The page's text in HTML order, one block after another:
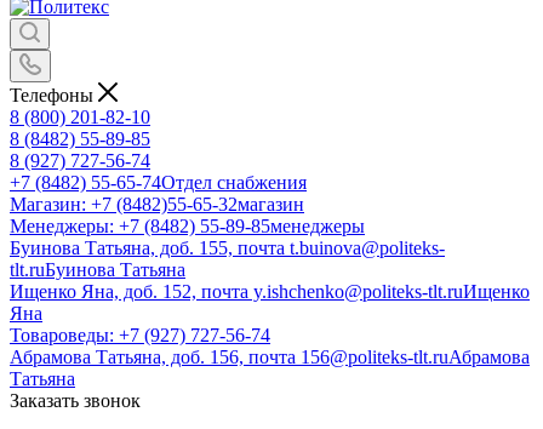
Телефоны
8 (800) 201-82-10
8 (8482) 55-89-85
8 (927) 727-56-74
+7 (8482) 55-65-74Отдел снабжения
Магазин: +7 (8482)55-65-32магазин
Менеджеры: +7 (8482) 55-89-85менеджеры
Буинова Татьяна, доб. 155, почта t.buinova@politeks-
tlt.ruБуинова Татьяна
Ищенко Яна, доб. 152, почта y.ishchenko@politeks-tlt.ruИщенко
Яна
Товароведы: +7 (927) 727-56-74
Абрамова Татьяна, доб. 156, почта 156@politeks-tlt.ruАбрамова
Татьяна
Заказать звонок